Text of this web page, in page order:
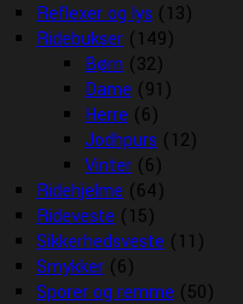
Reflexer og lys (13)
Ridebukser (149)
Børn (32)
Dame (91)
Herre (6)
Jodhpurs (12)
Vinter (6)
Ridehjelme (64)
Rideveste (15)
Sikkerhedsveste (11)
Smykker (6)
Sporer og remme (50)